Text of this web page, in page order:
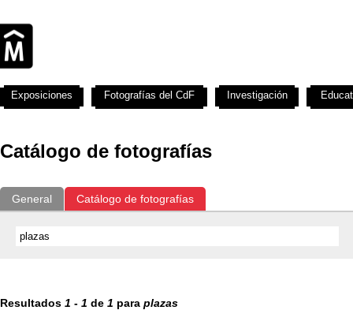
Catálogo de fotografías
General Catálogo de fotografías
Resultados 1 - 1 de 1 para plazas
Exposiciones Fotografías del CdF Investigación